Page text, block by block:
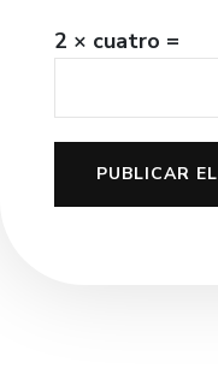
2 × cuatro =